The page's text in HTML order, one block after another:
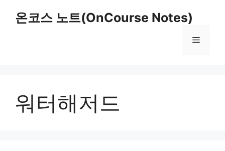
온코스 노트(OnCourse Notes)
Menu
워터해저드